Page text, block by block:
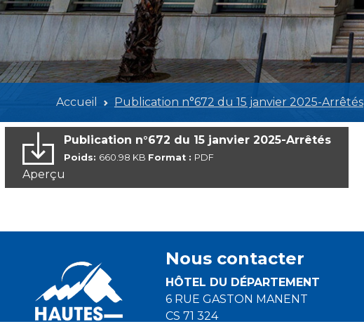
Accueil Publication n°672 du 15 janvier 2025-Arrêtés
Publication n°672 du 15 janvier 2025-Arrêtés
Poids: 660.98 KB Format : PDF
Aperçu
Nous contacter
HÔTEL DU DÉPARTEMENT
6 RUE GASTON MANENT
CS 71 324